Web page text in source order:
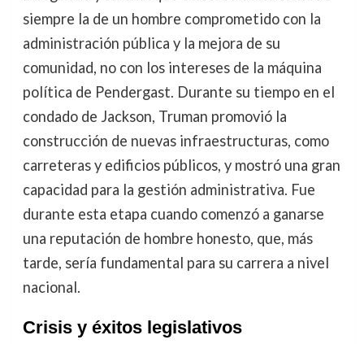
siempre la de un hombre comprometido con la
administración pública y la mejora de su
comunidad, no con los intereses de la máquina
política de Pendergast. Durante su tiempo en el
condado de Jackson, Truman promovió la
construcción de nuevas infraestructuras, como
carreteras y edificios públicos, y mostró una gran
capacidad para la gestión administrativa. Fue
durante esta etapa cuando comenzó a ganarse
una reputación de hombre honesto, que, más
tarde, sería fundamental para su carrera a nivel
nacional.
Crisis y éxitos legislativos